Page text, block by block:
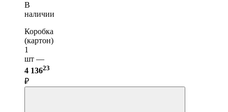
В
наличии
Коробка
(картон)
1
шт —
4 13623
₽